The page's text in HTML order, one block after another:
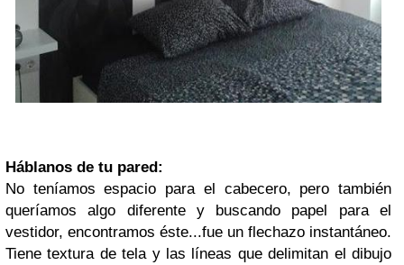
Háblanos de tu pared:
No teníamos espacio para el cabecero, pero también
queríamos algo diferente y buscando papel para el
vestidor, encontramos éste...fue un flechazo instantáneo.
Tiene textura de tela y las líneas que delimitan el dibujo